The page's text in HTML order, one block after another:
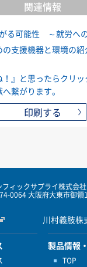
関連情報
る可能性 ～就労へ
支援機器と環境の
』と思ったらクリ
繋がります。
印刷する
フィックサプライ株式会
0064 大阪府大東市御領
川村義肢株
製品情報
TOP